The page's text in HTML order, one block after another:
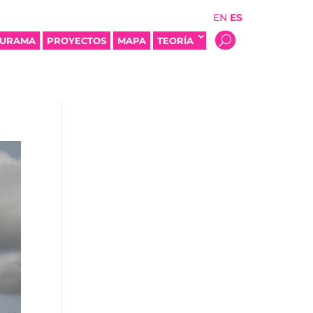
EN ES
PROYECTOS MAPA TEORÍA